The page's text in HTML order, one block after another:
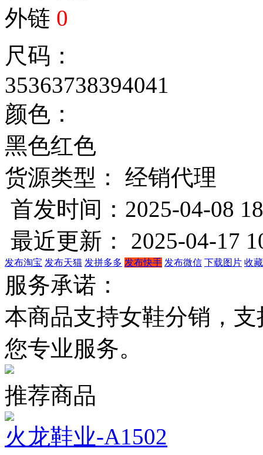
外链 0
尺码：
35363738394041
颜色：
黑色红色
货源类型： 经销代理
首发时间：2025-04-08
最近更新： 2025-04-17
发布淘宝 发布天猫 发拼多多 发布快手 发布微信 下载图片 收
服务承诺：
本商品支持女鞋分销，
您专业服务。
推荐商品
火龙鞋业-A1502